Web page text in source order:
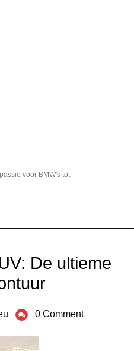
voor BMW's tot
De ultieme
0 Comment